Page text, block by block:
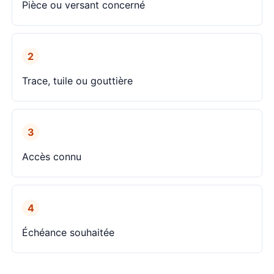
Pièce ou versant concerné
2
Trace, tuile ou gouttière
3
Accès connu
4
Échéance souhaitée